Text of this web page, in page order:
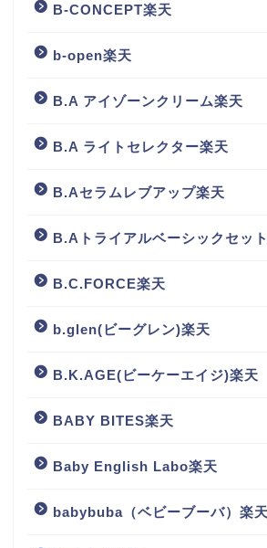
B-CONCEPT楽天
b-open楽天
B.A アイゾーンクリーム楽天
B.A ライトセレクター楽天
B.Aセラムレブアップ楽天
B.Aトライアルベーシックセッ
B.C.FORCE楽天
b.glen(ビーグレン)楽天
B.K.AGE(ビーケーエイジ)楽天
BABY BITES楽天
Baby English Labo楽天
babybuba（ベビーブーバ）楽天